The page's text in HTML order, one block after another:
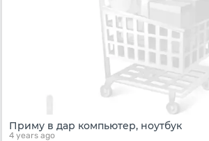
Приму в дар компьютер, ноутбук
4 years ago